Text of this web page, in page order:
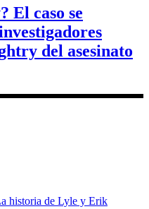
El caso se
del asesinato